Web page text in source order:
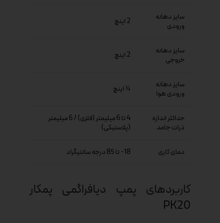
سایز دهانه
ورودی
2 اینچ
سایز دهانه
خروجی
2 اینچ
سایز دهانه
ورودی هوا
¾ اینچ
حداکثر اندازه
ذرات جامد
4 تا 6 میلیمتر (فلزی) / 6 میلیمتر
(پلاستیکی)
دمای کاری 18- تا 85 درجه سانتیگراد
کاربردهای پمپ دیافراگمی پمکار
PK20